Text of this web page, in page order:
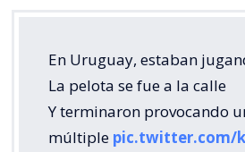
En Uruguay, estaban
La pelota se fue a la calle
Y terminaron provocando
múltiple pic.twitter.com/